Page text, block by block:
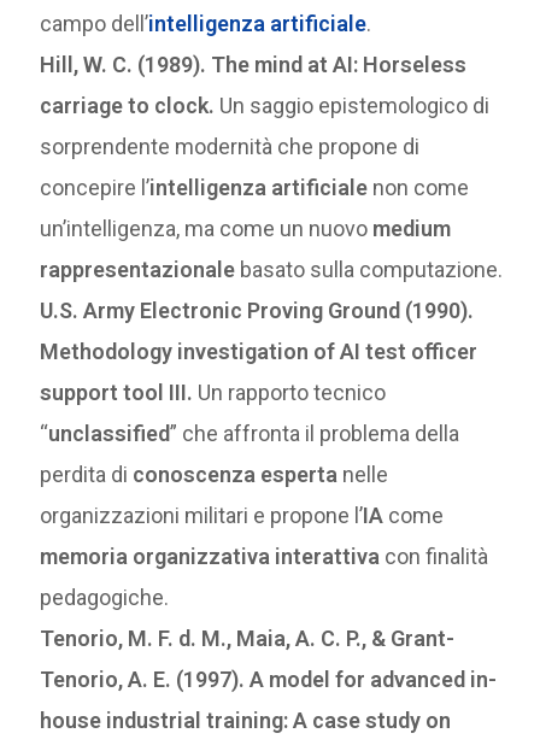
campo dell’intelligenza artificiale.
Hill, W. C. (1989). The mind at AI: Horseless
carriage to clock. Un saggio epistemologico di
sorprendente modernità che propone di
concepire l’intelligenza artificiale non come
un’intelligenza, ma come un nuovo medium
rappresentazionale basato sulla computazione.
U.S. Army Electronic Proving Ground (1990).
Methodology investigation of AI test officer
support tool III. Un rapporto tecnico
“unclassified” che affronta il problema della
perdita di conoscenza esperta nelle
organizzazioni militari e propone l’IA come
memoria organizzativa interattiva con finalità
pedagogiche.
Tenorio, M. F. d. M., Maia, A. C. P., & Grant-
Tenorio, A. E. (1997). A model for advanced in-
house industrial training: A case study on